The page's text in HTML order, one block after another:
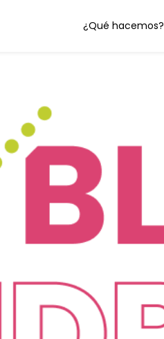
¿Qué hacemos?